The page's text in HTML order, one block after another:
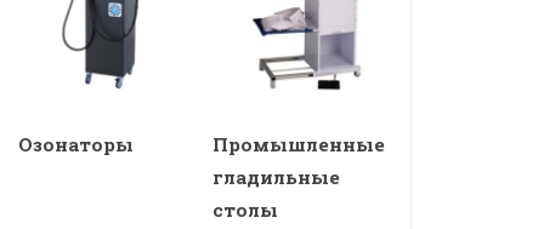
Озонаторы
Промышленные
гладильные
столы